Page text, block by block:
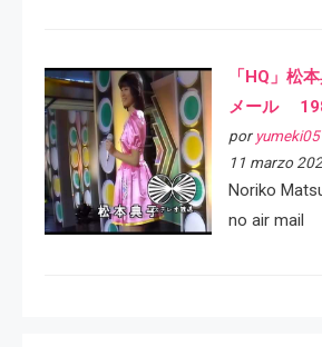
「HQ」松
メール
por
11 marzo
Noriko
no air mail